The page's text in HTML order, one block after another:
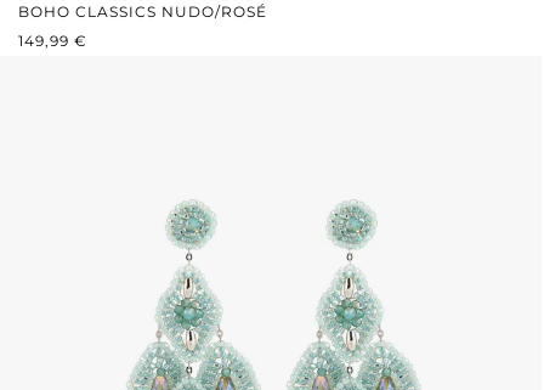
BOHO CLASSICS NUDO/ROSÉ
PREZZO NORMALE:
149,99 €